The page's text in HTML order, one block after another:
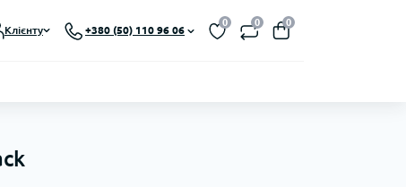
Клієнту +380 (50) 110 96 06
0 0 0